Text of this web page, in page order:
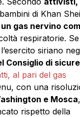
di Khan
gas nervino
respiratorie. Se
siriano
Consiglio di
al pari del gas
con una
e Mosca,
rispetto della